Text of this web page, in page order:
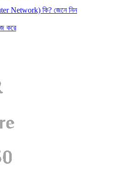
Network) কি? জেনে নিন
করে